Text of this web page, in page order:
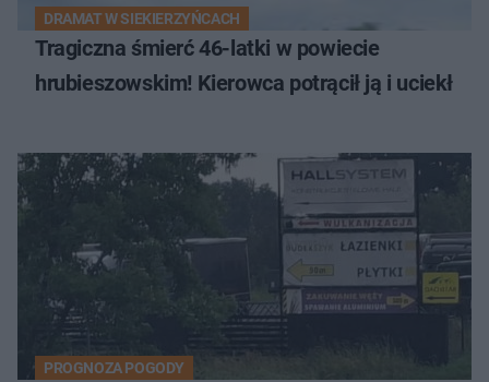
DRAMAT W SIEKIERZYŃCACH
Tragiczna śmierć 46-latki w powiecie
hrubieszowskim! Kierowca potrącił ją i uciekł
PROGNOZA POGODY